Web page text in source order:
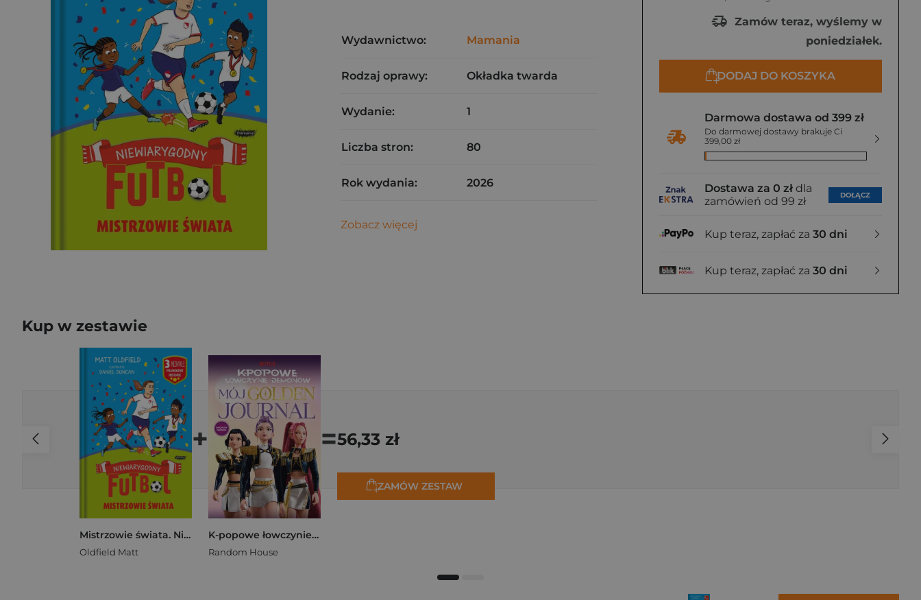
Zamów teraz, wyślemy w
poniedziałek.
DODAJ DO KOSZYKA
Darmowa dostawa od 399 zł
Do darmowej dostawy brakuje Ci
399,00 zł
Dostawa za 0 zł dla
zamówień od 99 zł
DOŁĄCZ
Kup teraz, zapłać za 30 dni
Kup teraz, zapłać za 30 dni
Wydawnictwo: Mamania
Rodzaj oprawy: Okładka twarda
Wydanie: 1
Liczba stron: 80
Rok wydania: 2026
Zobacz więcej
Kup w zestawie
Mistrzowie świata. Niewiarygodny futbol
Oldfield Matt
+
K-popowe łowczynie demonów. Mój golden journal. Oficjalny dziennik
Random House
=56,33 zł
ZAMÓW ZESTAW